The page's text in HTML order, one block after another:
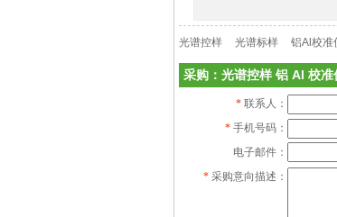
光谱控样 光谱标样 铝Al校准
采购：光谱控样 铝 Al 校准
* 联系人：
* 手机号码：
电子邮件：
* 采购意向描述：